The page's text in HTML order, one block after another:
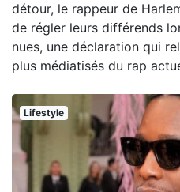
détour, le rappeur de
de régler leurs différends
nues, une déclaration qui
plus médiatisés du rap
Lifestyle